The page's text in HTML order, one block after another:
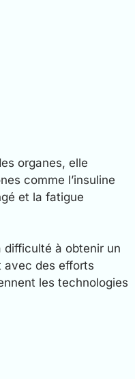
organes, elle
comme l’insuline
et la fatigue
difficulté à obtenir un
avec des efforts
les technologies